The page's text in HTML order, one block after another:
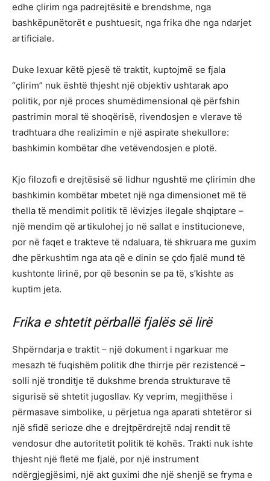
edhe çlirim nga padrejtësitë e brendshme, nga
bashkëpunëtorët e pushtuesit, nga frika dhe nga ndarjet
artificiale.
Duke lexuar këtë pjesë të traktit, kuptojmë se fjala
“çlirim” nuk është thjesht një objektiv ushtarak apo
politik, por një proces shumëdimensional që përfshin
pastrimin moral të shoqërisë, rivendosjen e vlerave të
tradhtuara dhe realizimin e një aspirate shekullore:
bashkimin kombëtar dhe vetëvendosjen e plotë.
Kjo filozofi e drejtësisë së lidhur ngushtë me çlirimin dhe
bashkimin kombëtar mbetet një nga dimensionet më të
thella të mendimit politik të lëvizjes ilegale shqiptare –
një mendim që artikulohej jo në sallat e institucioneve,
por në faqet e trakteve të ndaluara, të shkruara me guxim
dhe përkushtim nga ata që e dinin se çdo fjalë mund të
kushtonte lirinë, por që besonin se pa të, s’kishte as
kuptim jeta.
Frika e shtetit përballë fjalës së lirë
Shpërndarja e traktit – një dokument i ngarkuar me
mesazh të fuqishëm politik dhe thirrje për rezistencë –
solli një tronditje të dukshme brenda strukturave të
sigurisë së shtetit jugosllav. Ky veprim, megjithëse i
përmasave simbolike, u përjetua nga aparati shtetëror si
një sfidë serioze dhe e drejtpërdrejtë ndaj rendit të
vendosur dhe autoritetit politik të kohës. Trakti nuk ishte
thjesht një fletë me fjalë, por një instrument
ndërgjegjësimi, një akt guximi dhe një shenjë se fryma e